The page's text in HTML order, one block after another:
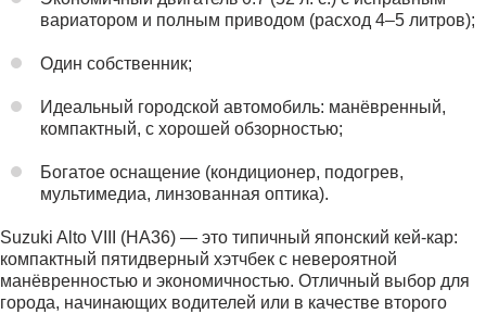
вариатором и полным приводом (расход 4–5 литров);
Один собственник;
Идеальный городской автомобиль: манёвренный,
компактный, с хорошей обзорностью;
Богатое оснащение (кондиционер, подогрев,
мультимедиа, линзованная оптика).
Suzuki Alto VIII (HA36) — это типичный японский кей-кар:
компактный пятидверный хэтчбек с невероятной
манёвренностью и экономичностью. Отличный выбор для
города, начинающих водителей или в качестве второго